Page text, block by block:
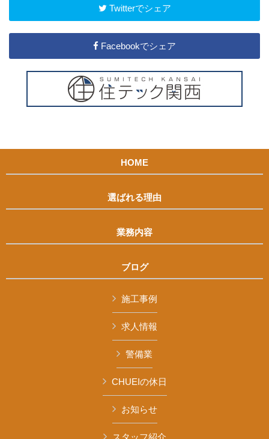
Twitterでシェア
Facebookでシェア
HOME
選ばれる理由
業務内容
ブログ
施工事例
求人情報
警備業
CHUEIの休日
お知らせ